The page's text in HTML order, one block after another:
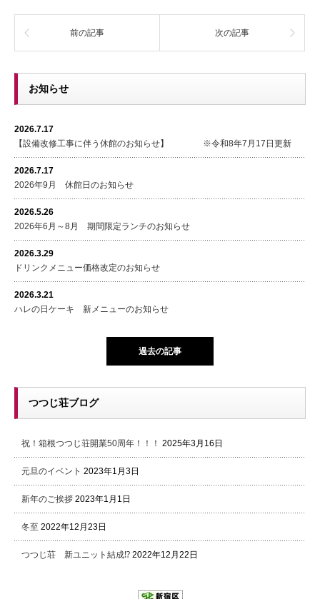
前の記事 次の記事
お知らせ
2026.7.17
【設備改修工事に伴う休館のお知らせ】 ※令和8年7月17日更新
2026.7.17
2026年9月 休館日のお知らせ
2026.5.26
2026年6月～8月 期間限定ランチのお知らせ
2026.3.29
ドリンクメニュー価格改定のお知らせ
2026.3.21
ハレの日ケーキ 新メニューのお知らせ
過去の記事
つつじ荘ブログ
祝！箱根つつじ荘開業50周年！！！ 2025年3月16日
元旦のイベント 2023年1月3日
新年のご挨拶 2023年1月1日
冬至 2022年12月23日
つつじ荘 新ユニット結成⁉ 2022年12月22日